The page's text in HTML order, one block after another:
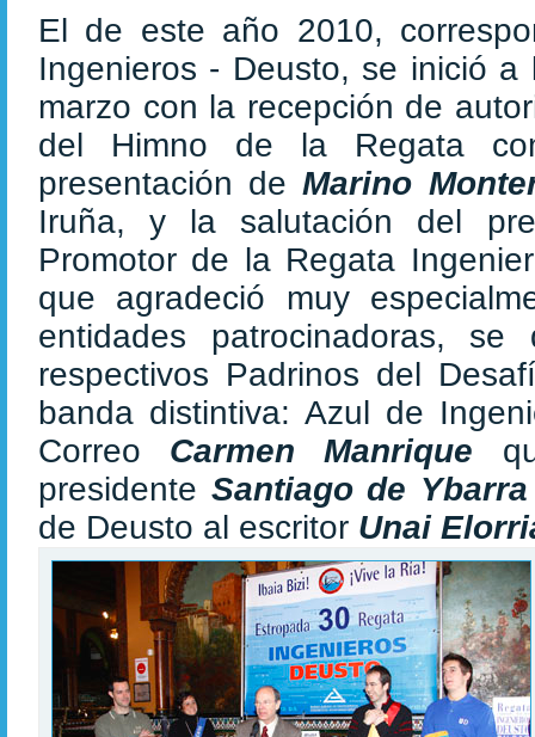
El de este año 2010,
Ingenieros - Deusto, se inició
marzo con la recepción de
del Himno de la Regata
presentación deMarino
Iruña, y la salutación del
Promotor de la Regata
que agradeció muy
entidades patrocinadoras,
respectivos Padrinos del
banda distintiva: Azul de
Correo Carmen Manrique
presidente Santiago de
de Deusto al escritor Unai